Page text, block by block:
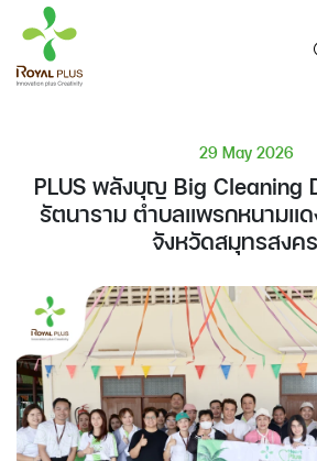
29 May 2026
PLUS พลังบุญ Big Cleaning
รัตนาราม ตำบลแพรกหนามแ
จังหวัดสมุทรสงค